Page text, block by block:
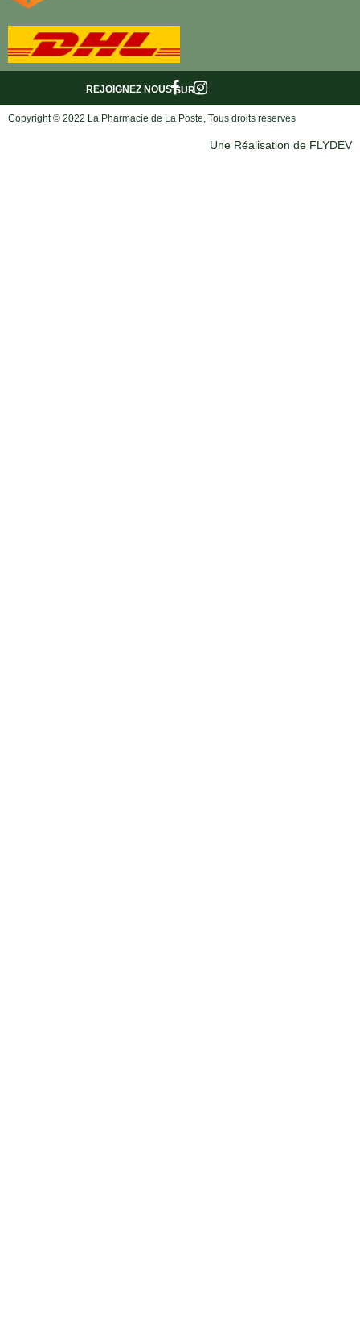
SUR :
REJOIGNEZ NOUS
Copyright © 2022 La Pharmacie de La Poste, Tous droits réservés
Une Réalisation de FLYDEV